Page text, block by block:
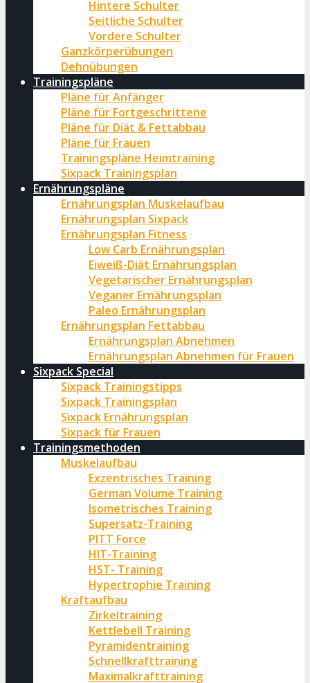
Hintere Schulter
Seitliche Schulter
Vordere Schulter
Ganzkörperübungen
Dehnübungen
Trainingspläne
Pläne für Anfänger
Pläne für Fortgeschrittene
Pläne für Diät & Fettabbau
Pläne für Frauen
Trainingspläne Heimtraining
Sixpack Trainingsplan
Ernährungspläne
Ernährungsplan Muskelaufbau
Ernährungsplan Sixpack
Ernährungsplan Fitness
Low Carb Ernährungsplan
Eiweiß-Diät Ernährungsplan
Vegetarischer Ernährungsplan
Veganer Ernährungsplan
Paleo Ernährungsplan
Ernährungsplan Fettabbau
Ernährungsplan Abnehmen
Ernährungsplan Abnehmen für Frauen
Sixpack Special
Sixpack Trainingstipps
Sixpack Trainingsplan
Sixpack Ernährungsplan
Sixpack für Frauen
Trainingsmethoden
Muskelaufbau
Exzentrisches Training
German Volume Training
Isometrisches Training
Supersatz-Training
PITT Force
HIT-Training
HST- Training
Hypertrophie Training
Kraftaufbau
Zirkeltraining
Kettlebell Training
Pyramidentraining
Schnellkrafttraining
Maximalkrafttraining